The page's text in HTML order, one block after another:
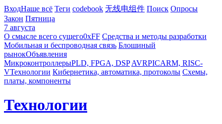
ВходНаше всё Теги codebook 无线电组件 Поиск Опросы
Закон Пятница
7 августа
О смысле всего сущего0xFF Средства и методы разработки
Мобильная и беспроводная связь Блошиный
рынокОбъявления
МикроконтроллерыPLD, FPGA, DSP AVRPICARM, RISC-
VТехнологии Кибернетика, автоматика, протоколы Схемы,
платы, компоненты
Технологии